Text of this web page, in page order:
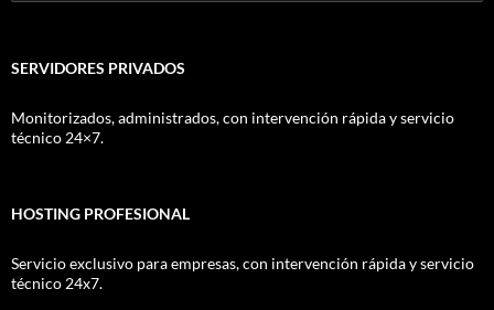
SERVIDORES PRIVADOS
Monitorizados, administrados, con intervención rápida y servicio
técnico 24×7.
HOSTING PROFESIONAL
Servicio exclusivo para empresas, con intervención rápida y servicio
técnico 24x7.